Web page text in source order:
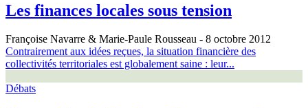
Les finances locales sous tension
Françoise Navarre & Marie-Paule Rousseau - 8 octobre 2012
Contrairement aux idées reçues, la situation financière des
collectivités territoriales est globalement saine : leur...
Débats